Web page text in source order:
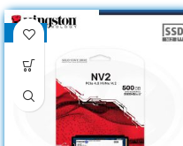
-33%